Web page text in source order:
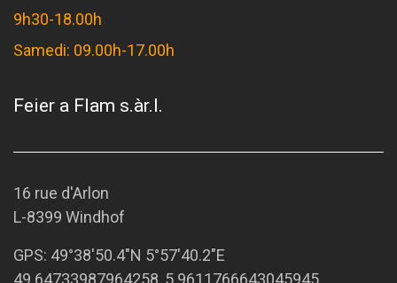
9h30-18.00h
Samedi: 09.00h-17.00h
Feier a Flam s.àr.l.
16 rue d'Arlon
L-8399 Windhof
GPS: 49°38'50.4"N 5°57'40.2"E
49.64733987964258, 5.9611766643045945